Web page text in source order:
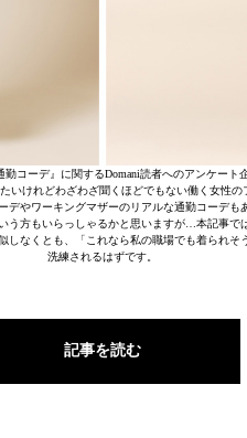
コーデ』に関するDomani読者へのアンケート
けれどわざわざ聞くほどでもない働く女性
デやワーキングマザーのリアルな通勤コーデも
う方もいらっしゃるかと思いますが…本記事で
なくとも、「これなら私の職場でも着られ
洗練されるはずです。
記事を読む